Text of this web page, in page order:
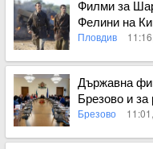
Филми за
Фелини на
Пловдив
Вижте пълното
Държавна
Брезово и
край
Брезово
Вижте пълното